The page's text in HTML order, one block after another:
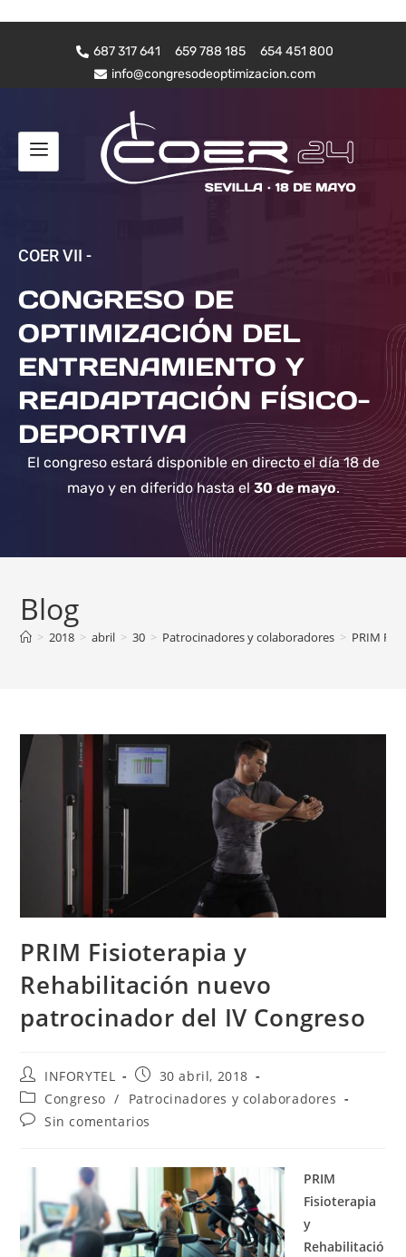
687 317 641 659 788 185
654 451 800
info@congresodeoptimizacion.com
COER VII -
CONGRESO DE
OPTIMIZACIÓN DEL
ENTRENAMIENTO Y
READAPTACIÓN FÍSICO-
DEPORTIVA
El congreso estará disponible en directo el día 18 de
mayo y en diferido hasta el30 de mayo.
Blog
> 2018 > abril > 30 > Patrocinadores y colaboradores > PRIM
PRIM Fisioterapia y
Rehabilitación nuevo
patrocinador del IV Congreso
INFORYTEL
30 abril, 2018
Congreso /
Patrocinadores y colaboradores
Sin comentarios
PRIM
Fisioterapia
y
Rehabilitació